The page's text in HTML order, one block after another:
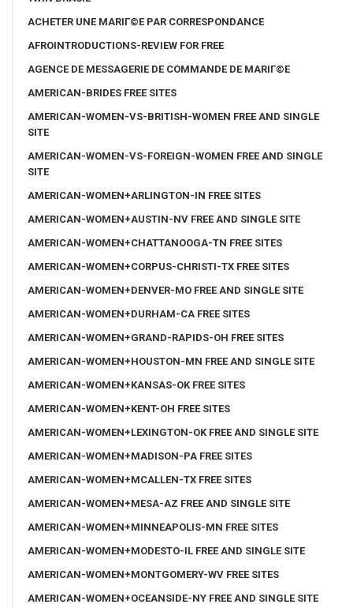
ACHETER UNE MARIГ©E PAR CORRESPONDANCE
AFROINTRODUCTIONS-REVIEW FOR FREE
AGENCE DE MESSAGERIE DE COMMANDE DE MARIГ©E
AMERICAN-BRIDES FREE SITES
AMERICAN-WOMEN-VS-BRITISH-WOMEN FREE AND SINGLE
SITE
AMERICAN-WOMEN-VS-FOREIGN-WOMEN FREE AND SINGLE
SITE
AMERICAN-WOMEN+ARLINGTON-IN FREE SITES
AMERICAN-WOMEN+AUSTIN-NV FREE AND SINGLE SITE
AMERICAN-WOMEN+CHATTANOOGA-TN FREE SITES
AMERICAN-WOMEN+CORPUS-CHRISTI-TX FREE SITES
AMERICAN-WOMEN+DENVER-MO FREE AND SINGLE SITE
AMERICAN-WOMEN+DURHAM-CA FREE SITES
AMERICAN-WOMEN+GRAND-RAPIDS-OH FREE SITES
AMERICAN-WOMEN+HOUSTON-MN FREE AND SINGLE SITE
AMERICAN-WOMEN+KANSAS-OK FREE SITES
AMERICAN-WOMEN+KENT-OH FREE SITES
AMERICAN-WOMEN+LEXINGTON-OK FREE AND SINGLE SITE
AMERICAN-WOMEN+MADISON-PA FREE SITES
AMERICAN-WOMEN+MCALLEN-TX FREE SITES
AMERICAN-WOMEN+MESA-AZ FREE AND SINGLE SITE
AMERICAN-WOMEN+MINNEAPOLIS-MN FREE SITES
AMERICAN-WOMEN+MODESTO-IL FREE AND SINGLE SITE
AMERICAN-WOMEN+MONTGOMERY-WV FREE SITES
AMERICAN-WOMEN+OCEANSIDE-NY FREE AND SINGLE SITE